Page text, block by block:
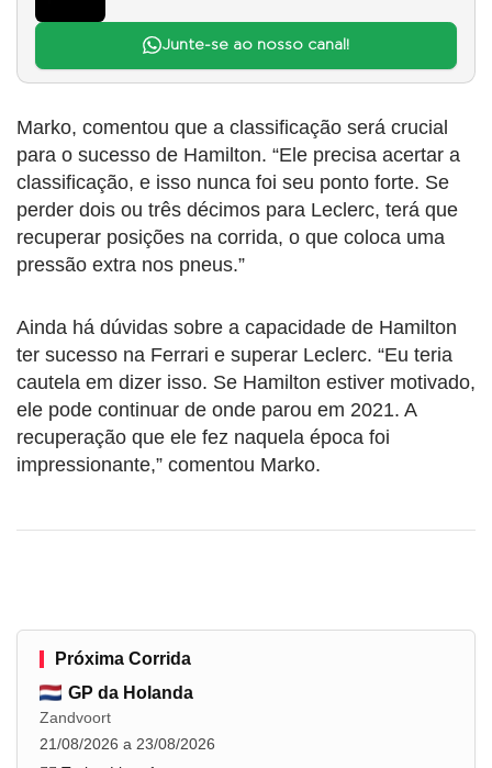
Junte-se ao nosso canal!
Marko, comentou que a classificação será crucial
para o sucesso de Hamilton. “Ele precisa acertar a
classificação, e isso nunca foi seu ponto forte. Se
perder dois ou três décimos para Leclerc, terá que
recuperar posições na corrida, o que coloca uma
pressão extra nos pneus.”
Ainda há dúvidas sobre a capacidade de Hamilton
ter sucesso na Ferrari e superar Leclerc. “Eu teria
cautela em dizer isso. Se Hamilton estiver motivado,
ele pode continuar de onde parou em 2021. A
recuperação que ele fez naquela época foi
impressionante,” comentou Marko.
Próxima Corrida
GP da Holanda
Zandvoort
21/08/2026 a 23/08/2026